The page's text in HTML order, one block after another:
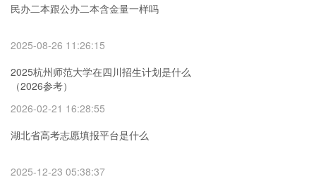
民办二本跟公办二本含金量一样吗
2025-08-26 11:26:15
2025杭州师范大学在四川招生计划是什么
（2026参考）
2026-02-21 16:28:55
湖北省高考志愿填报平台是什么
2025-12-23 05:38:37